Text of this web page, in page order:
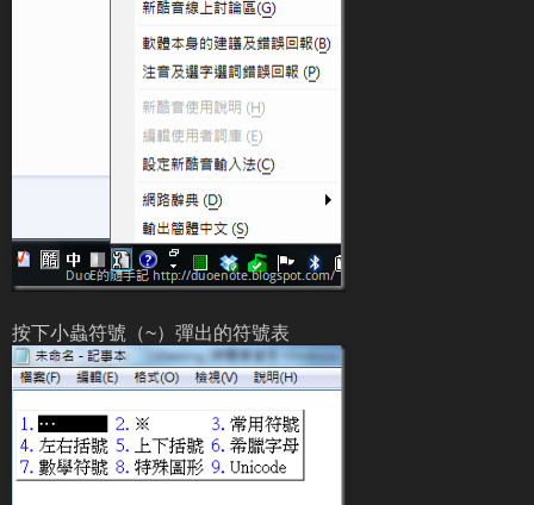
按下小蟲符號（~）彈出的符號表